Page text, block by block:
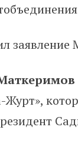
заявление
Журт»,